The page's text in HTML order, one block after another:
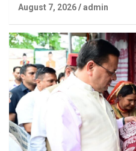
August 7, 2026 admin